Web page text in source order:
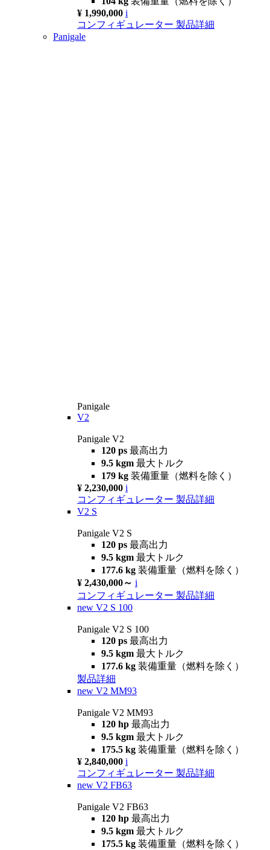
¥ 1,990,000 i
コンフィギュレーター 製品詳細
Panigale
Panigale
V2
Panigale V2
120 ps 最高出力
9.5 kgm 最大トルク
179 kg 装備重量（燃料を除く）
¥ 2,230,000 i
コンフィギュレーター 製品詳細
V2 S
Panigale V2 S
120 ps 最高出力
9.5 kgm 最大トルク
177.6 kg 装備重量（燃料を除く）
¥ 2,430,000～ i
コンフィギュレーター 製品詳細
new V2 S 100
Panigale V2 S 100
120 ps 最高出力
9.5 kgm 最大トルク
177.6 kg 装備重量（燃料を除く）
製品詳細
new V2 MM93
Panigale V2 MM93
120 hp 最高出力
9.5 kgm 最大トルク
175.5 kg 装備重量（燃料を除く）
¥ 2,840,000 i
コンフィギュレーター 製品詳細
new V2 FB63
Panigale V2 FB63
120 hp 最高出力
9.5 kgm 最大トルク
175.5 kg 装備重量（燃料を除く）